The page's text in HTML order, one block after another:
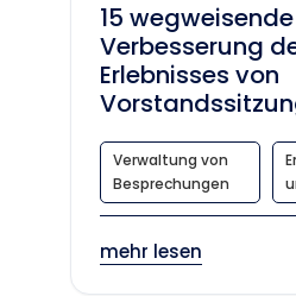
15
Verbesserung
Erlebnisses von
Verwaltung von
Besprechungen
mehr lesen